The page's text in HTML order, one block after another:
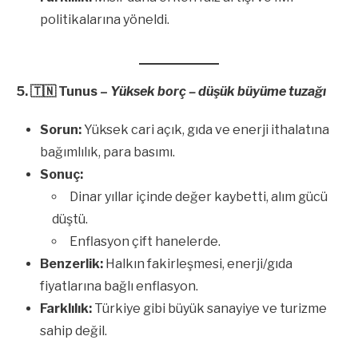
politikalarına yöneldi.
5.🇹🇳Tunus – Yüksek borç – düşük büyüme tuzağı
Sorun:Yüksek cari açık, gıda ve enerji ithalatına
bağımlılık, para basımı.
Sonuç:
Dinar yıllar içinde değer kaybetti, alım gücü
düştü.
Enflasyon çift hanelerde.
Benzerlik: Halkın fakirleşmesi, enerji/gıda
fiyatlarına bağlı enflasyon.
Farklılık: Türkiye gibi büyük sanayiye ve turizme
sahip değil.